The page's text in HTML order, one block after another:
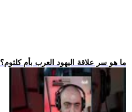
.. ما هو سر علاقة اليهود العرب بأم كلثوم؟